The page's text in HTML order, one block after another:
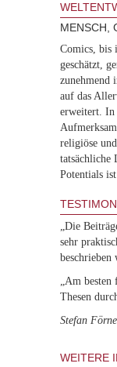
MENSCH,
Comics, bis
geschätzt,
zunehmend
auf das
erweitert. In
religiöse
tatsächliche
Potentials
„Die
sehr
beschrieben
„Am
Thesen
Stefan
WEITERE